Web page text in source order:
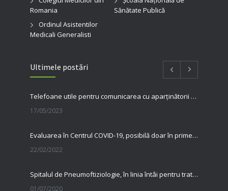
Romania
Sănătate Publică
Ordinul Asistentilor
Medicali Generalisti
Ultimele postări
Telefoane utile pentru comunicarea cu aparținătorii pacienților internați în spitalul nostru
17/05/2023
Evaluarea în Centrul COVID-19, posibilă doar în primele 5 zile de la pozitivare
22/02/2022
Spitalul de Pneumoftiziologie, în linia întâi pentru tratarea pacienților cu Covid
01/07/2020